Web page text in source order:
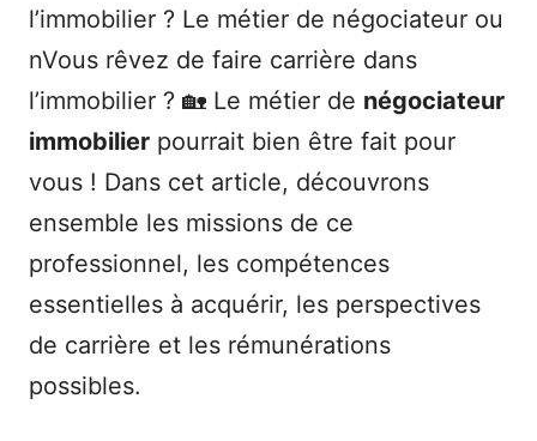
l’immobilier ? Le métier de négociateur ou
nVous rêvez de faire carrière dans
l’immobilier ? 🏡 Le métier de négociateur
immobilier pourrait bien être fait pour
vous ! Dans cet article, découvrons
ensemble les missions de ce
professionnel, les compétences
essentielles à acquérir, les perspectives
de carrière et les rémunérations
possibles.